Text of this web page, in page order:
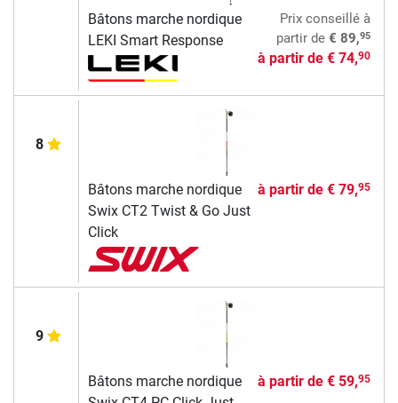
Bâtons marche nordique
LEKI Smart Response
Prix conseilléà
partir de € 89,95
à partir de € 74,90
8
Bâtons marche nordique
Swix CT2 Twist & Go Just
Click
à partir de € 79,95
9
Bâtons marche nordique
à partir de € 59,95